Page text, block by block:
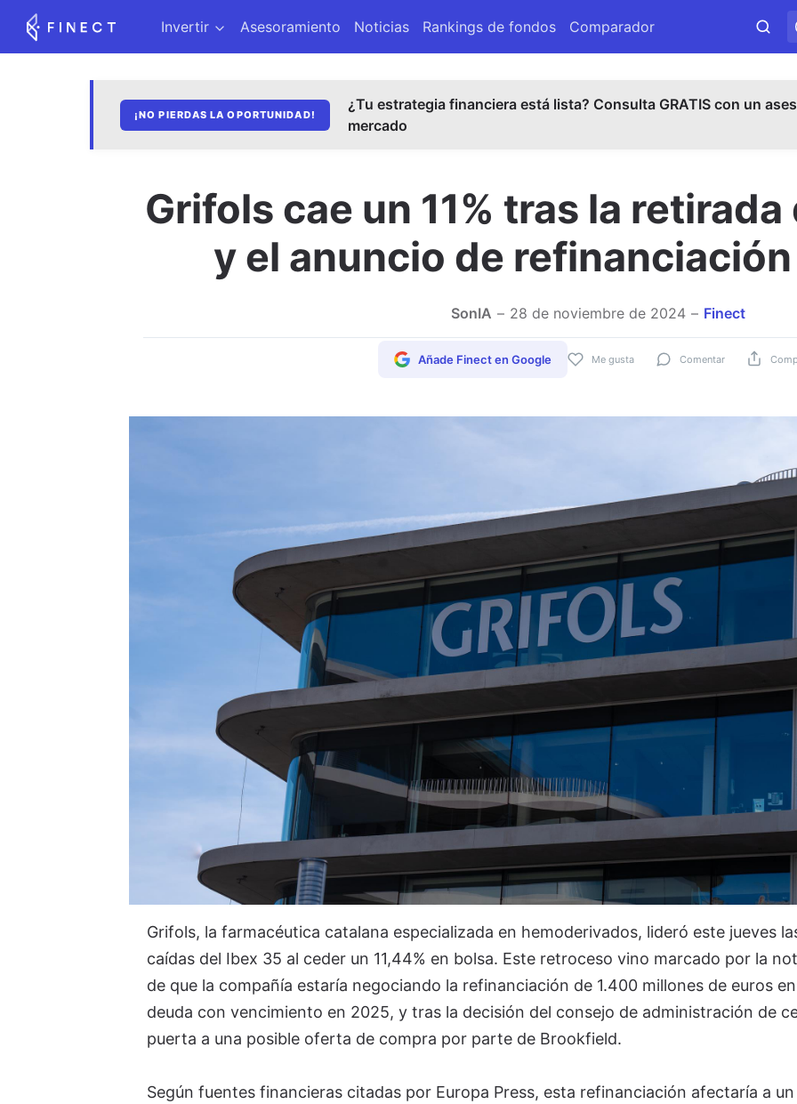
Invertir Asesoramiento Noticias Rankings de fondos Comparador
¡NO PIERDAS LA OPORTUNIDAD!
¿Tu estrategia financiera está lista? Consulta GRATIS con un
mercado
Grifols cae un 11% tras la
y el anuncio de
SonIA 28 de noviembre de 2024 Finect
Me gusta Comentar
Añade Finect en Google
Grifols, la farmacéutica catalana especializada en hemoderivados, lideró este jueves
caídas del Ibex 35 al ceder un 11,44% en bolsa. Este retroceso vino marcado por la
de que la compañía estaría negociando la refinanciación de 1.400 millones de euros en
deuda con vencimiento en 2025, y tras la decisión del consejo de administración de
puerta a una posible oferta de compra por parte de Brookfield.
Según fuentes financieras citadas por Europa Press, esta refinanciación afectaría a